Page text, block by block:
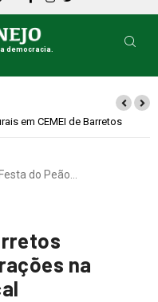
democracia.
e rede de atendimento a
Festa do Peão…
na